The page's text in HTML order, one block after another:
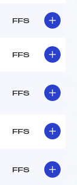
FFS
FFS
FFS
FFS
FFS